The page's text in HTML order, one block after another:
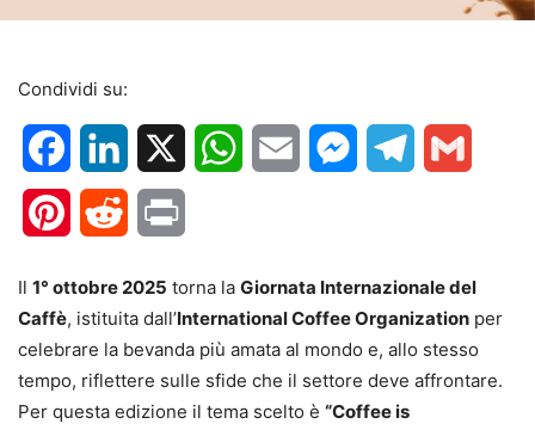
Condividi su:
FacebookLinkedIn WhatsApp
Email MessengerTelegram
PinterestReddit
Il 1° ottobre 2025 torna la Giornata Internazionale del
Caffè, istituita dall’International Coffee Organization per
celebrare la bevanda più amata al mondo e, allo stesso
tempo, riflettere sulle sfide che il settore deve affrontare.
Per questa edizione il tema scelto è “Coffee is